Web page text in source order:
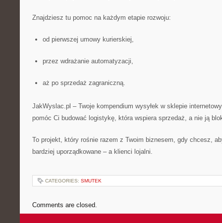
Znajdziesz tu pomoc na każdym etapie rozwoju:
od pierwszej umowy kurierskiej,
przez wdrażanie automatyzacji,
aż po sprzedaż zagraniczną.
JakWyslac.pl – Twoje kompendium wysyłek w sklepie
pomóc Ci budować logistykę, która wspiera sprzedaż, a nie ją
To projekt, który rośnie razem z Twoim biznesem, gdy chcesz,
bardziej uporządkowane – a klienci lojalni.
CATEGORIES: SMUTEK
Comments are closed.